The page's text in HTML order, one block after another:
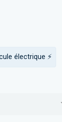
électrique ⚡️